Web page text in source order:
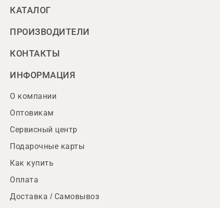
КАТАЛОГ
ПРОИЗВОДИТЕЛИ
КОНТАКТЫ
ИНФОРМАЦИЯ
О компании
Оптовикам
Сервисный центр
Подарочные карты
Как купить
Оплата
Доставка / Самовывоз